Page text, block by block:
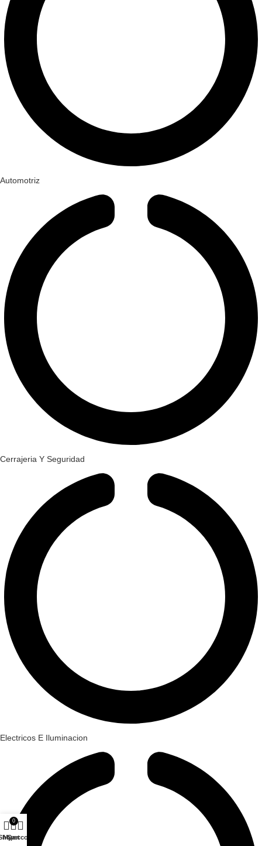
Automotriz
Cerrajeria Y Seguridad
Electricos E Iluminacion
0
Cart
My account